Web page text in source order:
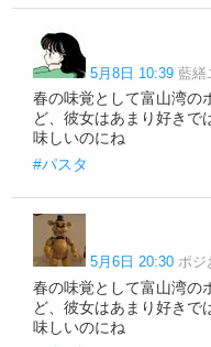
5月8日 10:39 藍繕
春の味覚として富山湾の
ど、彼女はあまり好きで
味しいのにね
#パスタ
5月6日 20:30 ポジ
春の味覚として富山湾の
ど、彼女はあまり好きで
味しいのにね